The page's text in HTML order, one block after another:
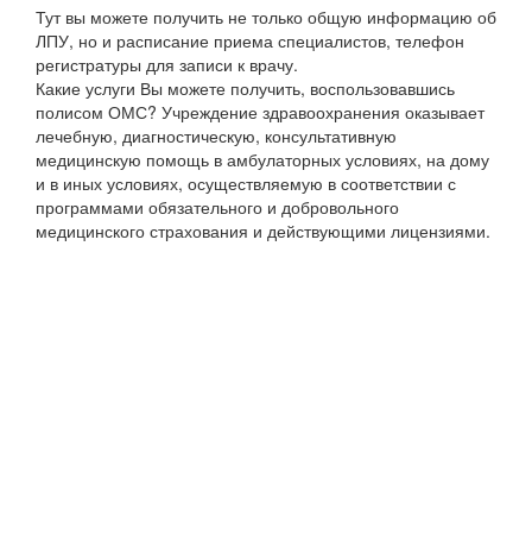
Тут вы можете получить не только общую информацию об
ЛПУ, но и расписание приема специалистов, телефон
регистратуры для записи к врачу.
Какие услуги Вы можете получить, воспользовавшись
полисом ОМС? Учреждение здравоохранения оказывает
лечебную, диагностическую, консультативную
медицинскую помощь в амбулаторных условиях, на дому
и в иных условиях, осуществляемую в соответствии с
программами обязательного и добровольного
медицинского страхования и действующими лицензиями.